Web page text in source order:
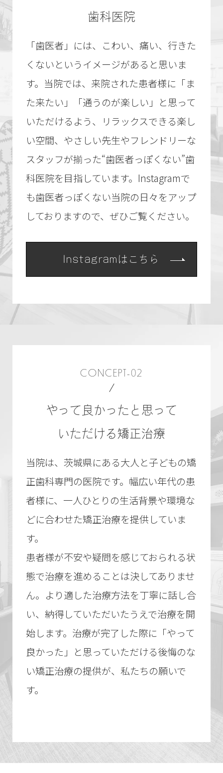
歯科医院
「歯医者」には、こわい、痛い、行きた
くないというイメージがあると思いま
す。当院では、来院された患者様に「ま
た来たい」「通うのが楽しい」と思って
いただけるよう、リラックスできる楽し
い空間、やさしい先生やフレンドリーな
スタッフが揃った“歯医者っぽくない”歯
科医院を目指しています。Instagramで
も歯医者っぽくない当院の日々をアップ
しておりますので、ぜひご覧ください。
Instagramはこちら
CONCEPT-02
やって良かったと思って
いただける矯正治療
当院は、茨城県にある大人と子どもの矯
正歯科専門の医院です。幅広い年代の患
者様に、一人ひとりの生活背景や環境な
どに合わせた矯正治療を提供していま
す。
患者様が不安や疑問を感じておられる状
態で治療を進めることは決してありませ
ん。より適した治療方法を丁寧に話し合
い、納得していただいたうえで治療を開
始します。治療が完了した際に「やって
良かった」と思っていただける後悔のな
い矯正治療の提供が、私たちの願いで
す。